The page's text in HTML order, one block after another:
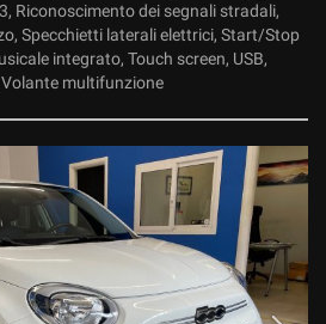
Riconoscimento dei segnali stradali,
Specchietti laterali elettrici, Start/Stop
integrato, Touch screen, USB,
multifunzione